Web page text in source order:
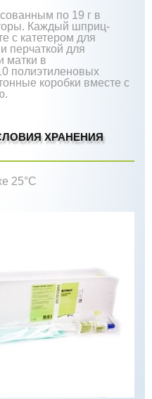
по 19 г в
Каждый шприц-
с катетером для
перчаткой для
матки в
полиэтиленовых
коробки вместе с
ХРАНЕНИЯ
25°С